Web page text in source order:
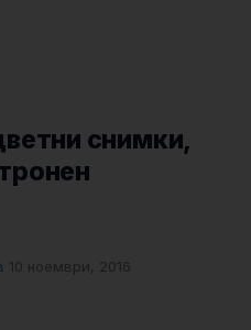
снимки,
10 ноември, 2016